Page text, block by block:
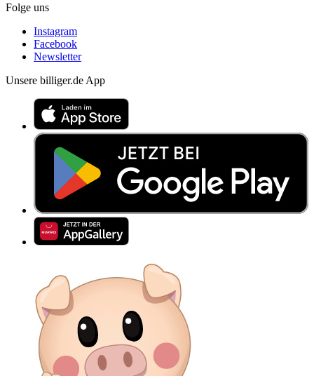
Folge uns
Instagram
Facebook
Newsletter
Unsere billiger.de App